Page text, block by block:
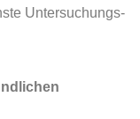
Untersuchungs-